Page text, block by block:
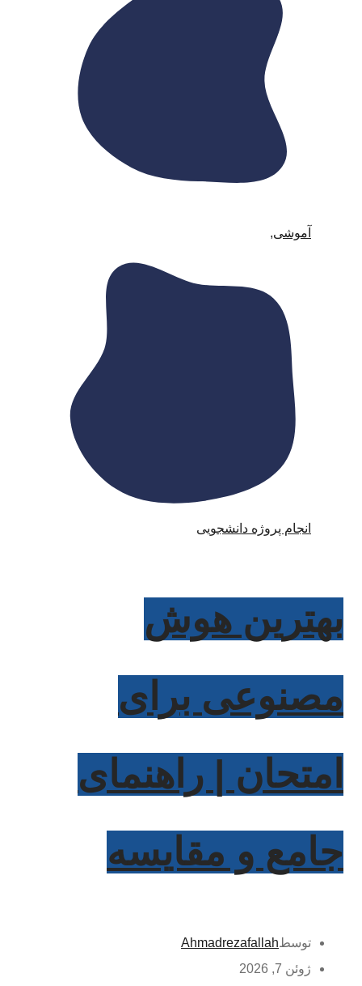
آموشی,
انجام پروژه دانشجویی
بهترین هوش
مصنوعی برای
امتحان | راهنمای
جامع و مقایسه
توسطAhmadrezafallah
ژوئن 7, 2026